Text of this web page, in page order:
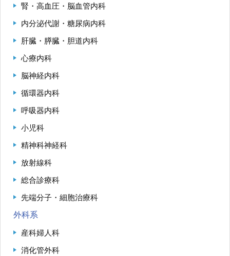
TEL.092-641-1151
初 診／8：30～11：00
8：20～17：00
休診日／土・日・祝日、年末年始
腎・高血圧・脳血管内科
内分泌代謝・糖尿病内科
肝臓・膵臓・胆道内科
心療内科
脳神経内科
循環器内科
呼吸器内科
小児科
精神科神経科
放射線科
総合診療科
先端分子・細胞治療科
外科系
産科婦人科
消化管外科